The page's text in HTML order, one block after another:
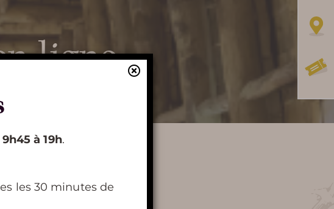
En apprendre
ligne
9h45 à 19h.
les 30 minutes de